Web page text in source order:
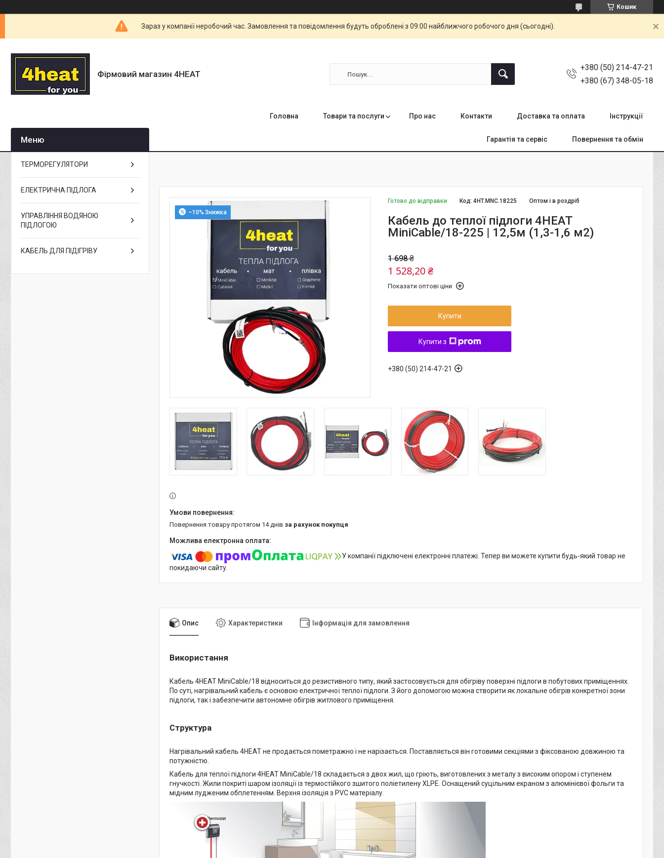
Кошик
Зараз у компанії неробочий час. Замовлення та повідомлення будуть оброблені з 09:00 найближчого робочого дня (сьогодні).
Фірмовий магазин 4HEAT
+380 (50) 214-47-21
+380 (67) 348-05-18
Головна Товари та послуги Про нас Контакти Доставка та оплата Інструкції
Гарантія та сервіс Повернення та обмін
–10%
Готово до відправки Оптом і в роздріб
Код:4HT.MNC.18225
Кабель до теплої підлоги 4HEAT
MiniCable/18-225 | 12,5м (1,3-1,6 м2)
1 698 ₴
1 528,20 ₴
Показати оптові ціни
Купити
Купити з
+380 (50) 214-47-21
повернення товару протягом 14 днів за рахунок покупця
У компанії підключені електронні платежі. Тепер ви можете купити будь-який товар не
покидаючи сайту.
Опис Характеристики Інформація для замовлення
Використання
Кабель 4HEAT MiniCable/18 відноситься до резистивного типу, який застосовується для обігріву поверхні підлоги в побутових приміщеннях.
По суті, нагрівальний кабель є основою електричної теплої підлоги. З його допомогою можна створити як локальне обігрів конкретної зони
підлоги, так і забезпечити автономне обігрів житлового приміщення.
Структура
Нагрівальний кабель 4HEAT не продається пометражно і не нарізається. Поставляється він готовими секціями з фіксованою довжиною та
потужністю.
Кабель для теплої підлоги 4HEAT MiniCable/18 складається з двох жил, що гріють, виготовлених з металу з високим опором і ступенем
гнучкості. Жили покриті шаром ізоляції із термостійкого зшитого поліетилену XLPE. Оснащений суцільним екраном з алюмінієвої фольги та
мідним лудженим обплетенням. Верхня ізоляція з PVC матеріалу.
ТЕРМОРЕГУЛЯТОРИ
ЕЛЕКТРИЧНА ПІДЛОГА
УПРАВЛІННЯ ВОДЯНОЮ
ПІДЛОГОЮ
КАБЕЛЬ ДЛЯ ПІДІГРІВУ